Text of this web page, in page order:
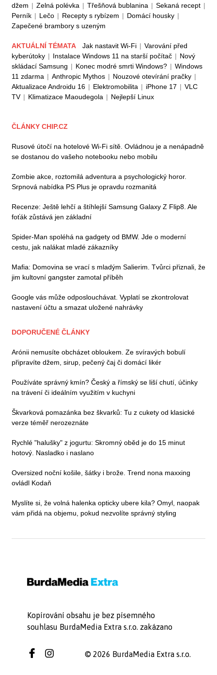
džem | Zelná polévka | Třešňová bublanina | Sekaná recept |
Perník | Lečo | Recepty s rybízem | Domácí housky |
Zapečené brambory s uzeným
AKTUÁLNÍ TÉMATA Jak nastavit Wi-Fi | Varování před
kyberútoky | Instalace Windows 11 na starší počítač | Nový
skládací Samsung | Konec modré smrti Windows? | Windows
11 zdarma | Anthropic Mythos | Nouzové otevírání pračky |
Aktualizace Androidu 16 | Elektromobilita | iPhone 17 | VLC
TV | Klimatizace Maoudegola | Nejlepší Linux
ČLÁNKY CHIP.CZ
Rusové útočí na hotelové Wi-Fi sítě. Ovládnou je a nenápadně
se dostanou do vašeho notebooku nebo mobilu
Zombie akce, roztomilá adventura a psychologický horor.
Srpnová nabídka PS Plus je opravdu rozmanitá
Recenze: Ještě lehčí a štíhlejší Samsung Galaxy Z Flip8. Ale
foťák zůstává jen základní
Spider-Man spoléhá na gadgety od BMW. Jde o moderní
cestu, jak nalákat mladé zákazníky
Mafia: Domovina se vrací s mladým Salierim. Tvůrci přiznali, že
jim kultovní gangster zamotal příběh
Google vás může odposlouchávat. Vyplatí se zkontrolovat
nastavení účtu a smazat uložené nahrávky
DOPORUČENÉ ČLÁNKY
Arónii nemusíte obcházet obloukem. Ze svíravých bobulí
připravíte džem, sirup, pečený čaj či domácí likér
Používáte správný kmín? Český a římský se liší chutí, účinky
na trávení či ideálním využitím v kuchyni
Škvarková pomazánka bez škvarků: Tu z cukety od klasické
verze téměř nerozeznáte
Rychlé "halušky" z jogurtu: Skromný oběd je do 15 minut
hotový. Nasladko i naslano
Oversized noční košile, šátky i brože. Trend nona maxxing
ovládl Kodaň
Myslíte si, že volná halenka opticky ubere kila? Omyl, naopak
vám přidá na objemu, pokud nezvolíte správný styling
Kopírování obsahu je bez písemného
souhlasu BurdaMedia Extra s.r.o. zakázano
© 2026 BurdaMedia Extra s.r.o.